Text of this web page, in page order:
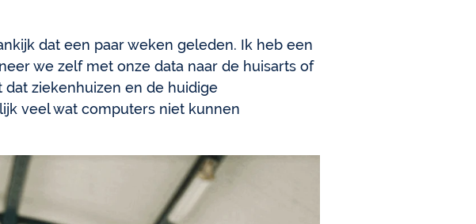
dat een paar weken geleden. Ik heb een
we zelf met onze data naar de huisarts of
ziekenhuizen en de huidige
veel wat computers niet kunnen